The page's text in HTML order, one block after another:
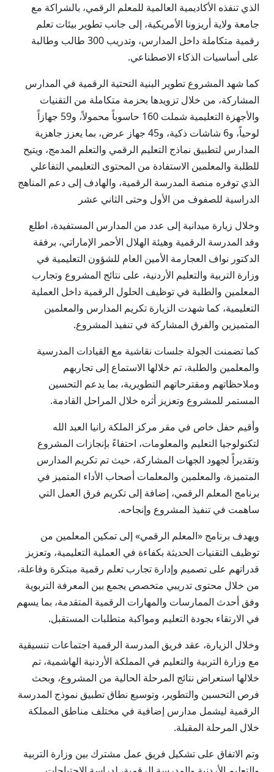
الذي تنفذه الأكاديمية العالمية للمعلم الرقمي، بالشراكة مع
جامعة ولاية أريزونا الأمريكية، إلى جانب تطوير بيئات تعلم
رقمية متكاملة داخل المدارس، وتدريب 300 طالب وطالبة
على أساسيات الذكاء الاصطناعي.
كما شهد المشروع تطوير البنية التحتية الرقمية في المدارس
المشاركة، من خلال تزويدها بحزمة متكاملة من التقنيات
والأجهزة التعليمية شملت 160 حاسوباً محمولاً، و59 جهازاً
لوحياً، و6 شاشات ذكية، و45 جهاز عرض، بما يعزز جاهزية
المدارس لتطبيق نماذج التعليم الرقمي والتعلم المدمج، ويتيح
للطلبة والمعلمين الاستفادة من المحتوى التعليمي التفاعلي
الذي توفره منصة المدرسة الرقمية، والهادف إلى دعم المناهج
الدراسية للصفوف من الأول وحتى الثاني عشر
وخلال زيارة ميدانية إلى عدد من المدارس المستفيدة، اطلع
وفد المدرسة الرقمية وهيئة الهلال الأحمر الإماراتي، برفقة
الدكتور نواف العجارمة الأمين العام للشؤون التعليمية في
وزارة التربية والتعليم الأردنية، على نتائج المشروع وتجارب
المعلمين والطلبة في توظيف الحلول الرقمية داخل العملية
التعليمية، كما شهدت الزيارة تكريم المدارس والمعلمين
المتميزين والفرق المشاركة في تنفيذ المشروع.
كما تضمنت الجولة جلسات نقاشية مع القيادات المدرسية
والمعلمين والطلبة، تم خلالها الاستماع إلى تجاربهم
وملاحظاتهم ومقترحاتهم التطويرية، بما يدعم التحسين
المستمر للمشروع وتعزيز أثره خلال المراحل القادمة.
وأقيم حفل خاص في مقر مركز الملكة رانيا العبد الله
لتكنولوجيا التعليم والمعلومات، احتفاءً بإنجازات المشروع
وتقديراً لجهود الجهات المشاركة، حيث تم تكريم المدارس
المتميزة، والمعلمين والمعلمات أصحاب الأداء المتميز في
برنامج المعلم الرقمي، إضافة إلى تكريم فرق العمل التي
ساهمت في تنفيذ المشروع وإنجاحه.
ويهدف برنامج «المعلم الرقمي» إلى تمكين المعلمين من
توظيف التقنيات الحديثة بكفاءة في العملية التعليمية، وتعزيز
قدراتهم على تصميم وإدارة تجارب تعلم رقمية مبتكرة وفاعلة،
من خلال محتوى تدريبي متخصص يجمع بين المعرفة التربوية
وفق أحدث الممارسات والمهارات الرقمية المتقدمة، بما يسهم
في الارتقاء بجودة التعليم ومواكبة متطلبات المستقبل.
وخلال الزيارة، عقد فريق المدرسة الرقمية اجتماعات تنسيقية
مع وزارة التربية والتعليم في المملكة الأردنية الهاشمية، تم
خلالها استعراض نتائج المرحلة الحالية من المشروع، وبحث
فرص التحسين والتطوير، وتوسيع نطاق تطبيق نموذج المدرسة
الرقمية ليشمل مدارس إضافية في مختلف مناطق المملكة
خلال المرحلة المقبلة.
وتم الاتفاق على تشكيل فريق عمل مشترك بين وزارة التربية